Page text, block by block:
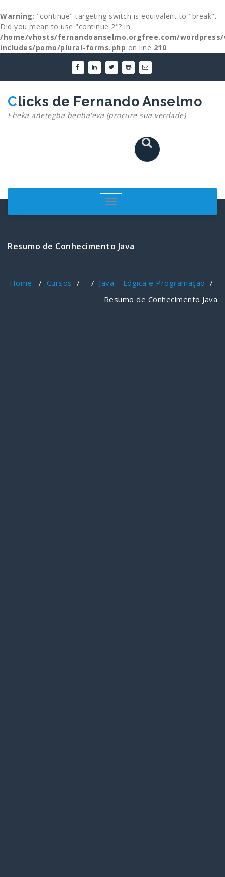
Warning: "continue" targeting switch is equivalent to "break".
Did you mean to use "continue 2"? in
/home/vhosts/fernandoanselmo.orgfree.com/
includes/pomo/plural-forms.php on line 210
content
Clicks de Fernando Anselmo
Eheka añetegba benba'eva (procure sua verdade)
Toggle
navigation
Resumo de Conhecimento Java
Home / Cursos / / Java – Lógica e Programação /
Resumo de Conhecimento Java